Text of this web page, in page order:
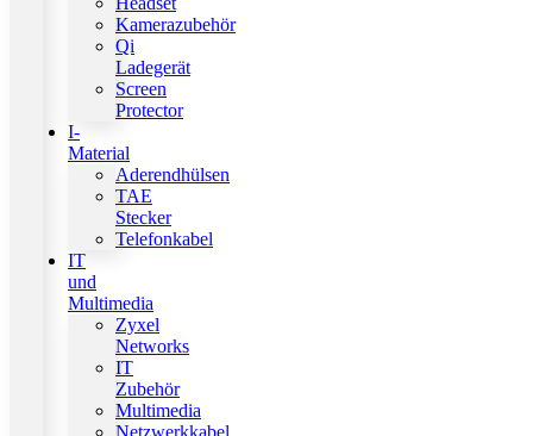
Kamerazubehör
Qi
Ladegerät
Screen
Protector
I-
Material
Aderendhülsen
TAE
Stecker
Telefonkabel
IT
und
Multimedia
Zyxel
Networks
IT
Zubehör
Multimedia
Netzwerkkabel